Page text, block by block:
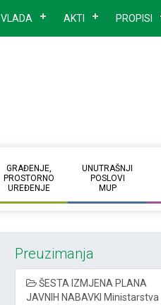
VLADA AKTI PROPISI
GRAĐENJE,
PROSTORNO
UREĐENJE
UNUTRAŠNJI
POSLOVI
MUP
Preuzimanja
ŠESTA IZMJENA PLANA
JAVNIH NABAVKI Ministarstva